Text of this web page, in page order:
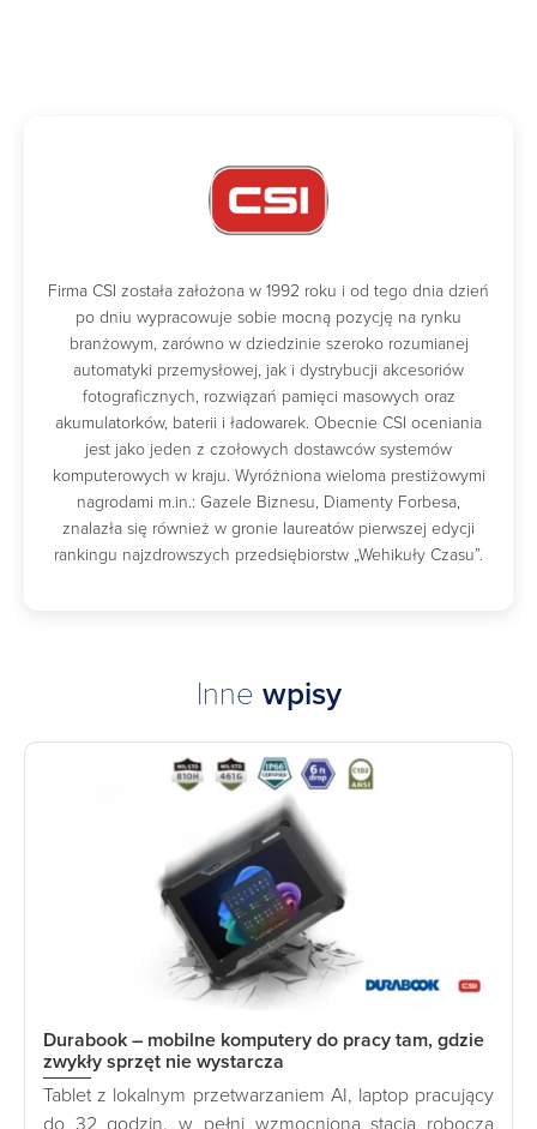
Firma CSI została założona w 1992 roku i od tego dnia dzień
po dniu wypracowuje sobie mocną pozycję na rynku
branżowym, zarówno w dziedzinie szeroko rozumianej
automatyki przemysłowej, jak i dystrybucji akcesoriów
fotograficznych, rozwiązań pamięci masowych oraz
akumulatorków, baterii i ładowarek. Obecnie CSI oceniania
jest jako jeden z czołowych dostawców systemów
komputerowych w kraju. Wyróżniona wieloma prestiżowymi
nagrodami m.in.: Gazele Biznesu, Diamenty Forbesa,
znalazła się również w gronie laureatów pierwszej edycji
rankingu najzdrowszych przedsiębiorstw „Wehikuły Czasu”.
Inne wpisy
Durabook – mobilne komputery do pracy tam, gdzie
zwykły sprzęt nie wystarcza
Tablet z lokalnym przetwarzaniem AI, laptop pracujący